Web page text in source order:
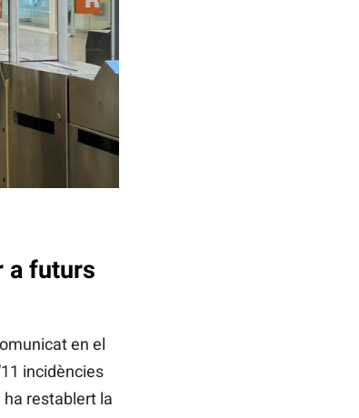
a futurs
en el
incidències
ha restablert la